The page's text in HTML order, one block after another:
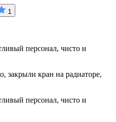
1
персонал, чисто и
закрыли кран на радиаторе,
персонал, чисто и